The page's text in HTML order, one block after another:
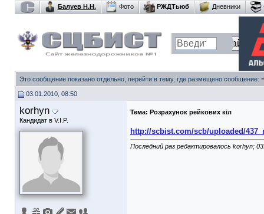
Балуев Н.Н. Фото РЖДТьюб Дневники
Это сообщение показано отдельно, перейти в тему, где размещено сообщение:
03.01.2010, 08:50
korhyn
Кандидат в V.I.P.
Тема: Розрахунок рейкових кіл
http://scbist.com/scb/uploaded/
Последний раз редактировалось korhyn;